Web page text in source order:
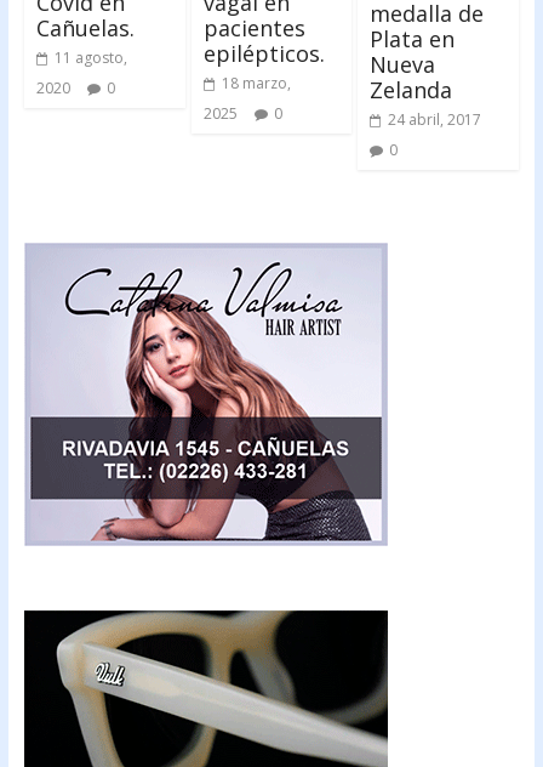
Cañuelas.
11 agosto,
2020
0
pacientes
epilépticos.
18 marzo,
2025
0
medalla de
Plata en
Nueva
Zelanda
24 abril, 2017
0